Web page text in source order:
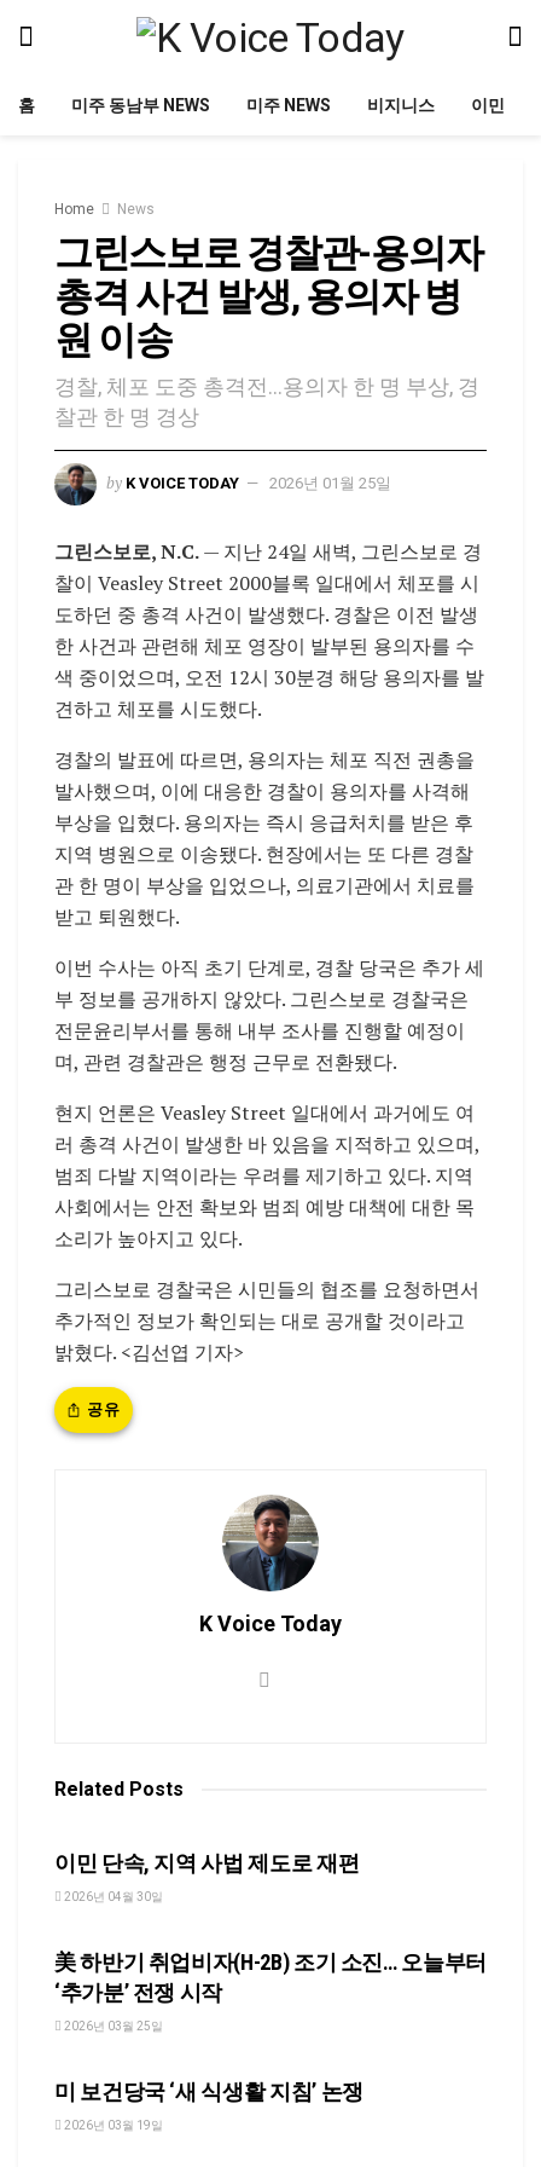
홈 미주 동남부 NEWS 미주 NEWS 비지니스 이민
Home News
그린스보로 경찰관-용의자
총격 사건 발생, 용의자 병
원 이송
경찰, 체포 도중 총격전…용의자 한 명 부상, 경
찰관 한 명 경상
by K VOICE TODAY 2026년 01월 25일
그린스보로, N.C.— 지난 24일 새벽, 그린스보로 경
찰이 Veasley Street 2000블록 일대에서 체포를 시
도하던 중 총격 사건이 발생했다. 경찰은 이전 발생
한 사건과 관련해 체포 영장이 발부된 용의자를 수
색 중이었으며, 오전 12시 30분경 해당 용의자를 발
견하고 체포를 시도했다.
경찰의 발표에 따르면, 용의자는 체포 직전 권총을
발사했으며, 이에 대응한 경찰이 용의자를 사격해
부상을 입혔다. 용의자는 즉시 응급처치를 받은 후
지역 병원으로 이송됐다. 현장에서는 또 다른 경찰
관 한 명이 부상을 입었으나, 의료기관에서 치료를
받고 퇴원했다.
이번 수사는 아직 초기 단계로, 경찰 당국은 추가 세
부 정보를 공개하지 않았다. 그린스보로 경찰국은
전문윤리부서를 통해 내부 조사를 진행할 예정이
며, 관련 경찰관은 행정 근무로 전환됐다.
현지 언론은 Veasley Street 일대에서 과거에도 여
러 총격 사건이 발생한 바 있음을 지적하고 있으며,
범죄 다발 지역이라는 우려를 제기하고 있다. 지역
사회에서는 안전 확보와 범죄 예방 대책에 대한 목
소리가 높아지고 있다.
그리스보로 경찰국은 시민들의 협조를 요청하면서
추가적인 정보가 확인되는 대로 공개할 것이라고
밝혔다. <김선엽 기자>
공유
K Voice Today
Related Posts
이민 단속, 지역 사법 제도로 재편
2026년 04월 30일
美 하반기 취업비자(H-2B) 조기 소진… 오늘부터
‘추가분’ 전쟁 시작
2026년 03월 25일
미 보건당국 ‘새 식생활 지침’ 논쟁
2026년 03월 19일